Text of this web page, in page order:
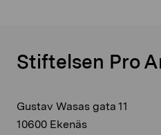
Stiftelsen Pro
Gustav Wasas gata 11
10600 Ekenäs